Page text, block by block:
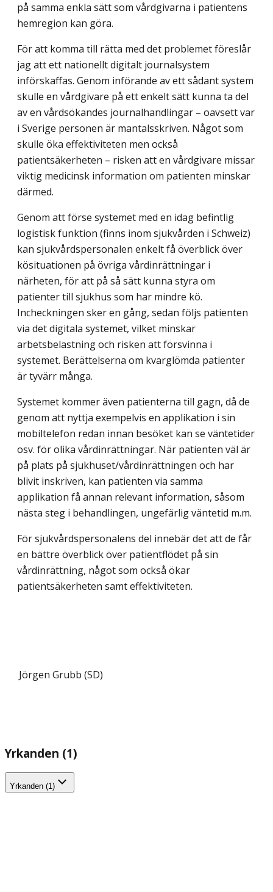
på samma enkla sätt som vårdgivarna i patientens
hem­region kan göra.
För att komma till rätta med det problemet föreslår
jag att ett nationellt digitalt journalsystem
införskaffas. Genom införande av ett sådant system
skulle en vårdgivare på ett enkelt sätt kunna ta del
av en vårdsökandes journalhandlingar – oavsett var
i Sverige personen är mantalsskriven. Något som
skulle öka effektiviteten men också
patientsäkerheten – risken att en vårdgivare missar
viktig medicinsk information om patienten minskar
därmed.
Genom att förse systemet med en idag befintlig
logistisk funktion (finns inom sjukvården i Schweiz)
kan sjukvårdspersonalen enkelt få överblick över
kösituationen på övriga vårdinrättningar i
närheten, för att på så sätt kunna styra om
patienter till sjukhus som har mindre kö.
Incheckningen sker en gång, sedan följs patienten
via det digitala systemet, vilket minskar
arbetsbelastning och risken att försvinna i
systemet. Berättelserna om kvarglömda patienter
är tyvärr många.
Systemet kommer även patienterna till gagn, då de
genom att nyttja exempelvis en applikation i sin
mobiltelefon redan innan besöket kan se väntetider
osv. för olika vårdinrättningar. När patienten väl är
på plats på sjukhuset/vårdinrättningen och har
blivit inskriven, kan patienten via samma
applikation få annan relevant information, såsom
nästa steg i behandlingen, ungefärlig väntetid m.m.
För sjukvårdspersonalens del innebär det att de får
en bättre överblick över patientflödet på sin
vårdinrättning, något som också ökar
patientsäkerheten samt effektiviteten.
Jörgen Grubb (SD)
Yrkanden (1)
Yrkanden (1)